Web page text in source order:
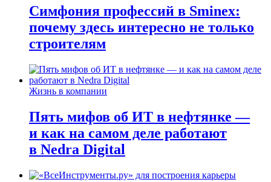
Симфония профессий в Sminex:
почему здесь интересно не только
строителям
Жизнь в компании
Пять мифов об ИТ в нефтянке —
и как на самом деле работают
в Nedra Digital